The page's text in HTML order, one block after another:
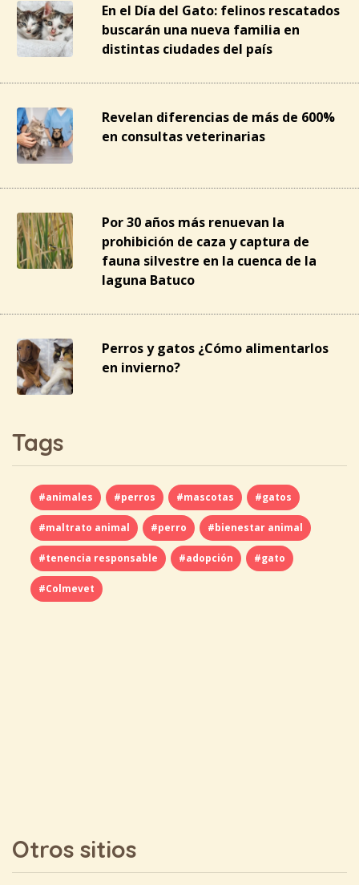
En el Día del Gato: felinos rescatados
buscarán una nueva familia en
distintas ciudades del país
Revelan diferencias de más de 600%
en consultas veterinarias
Por 30 años más renuevan la
prohibición de caza y captura de
fauna silvestre en la cuenca de la
laguna Batuco
Perros y gatos ¿Cómo alimentarlos
en invierno?
Tags
#animales #perros #mascotas #gatos
#maltrato animal #perro #bienestar animal
#tenencia responsable #adopción #gato
#Colmevet
Otros sitios